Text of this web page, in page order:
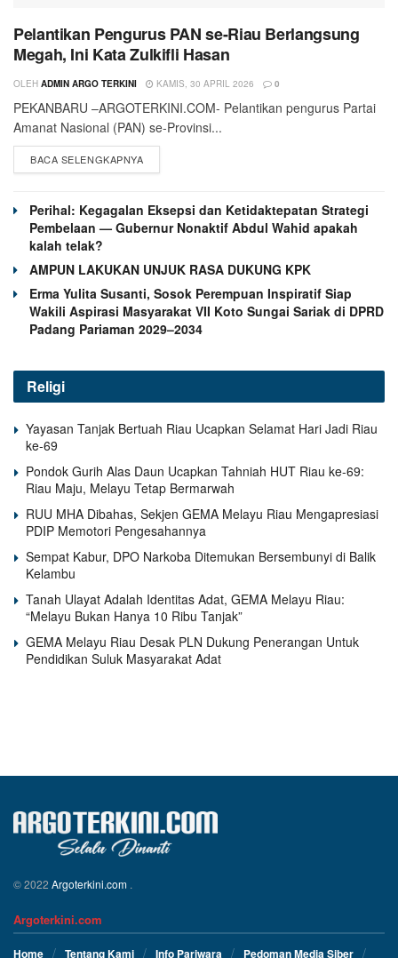
Pelantikan Pengurus PAN se-Riau Berlangsung
Megah, Ini Kata Zulkifli Hasan
OLEH ADMIN ARGO TERKINI KAMIS, 30 APRIL 2026 0
PEKANBARU –ARGOTERKINI.COM- Pelantikan pengurus Partai
Amanat Nasional (PAN) se-Provinsi...
BACA SELENGKAPNYA
Perihal: Kegagalan Eksepsi dan Ketidaktepatan Strategi
Pembelaan — Gubernur Nonaktif Abdul Wahid apakah
kalah telak?
AMPUN LAKUKAN UNJUK RASA DUKUNG KPK
Erma Yulita Susanti, Sosok Perempuan Inspiratif Siap
Wakili Aspirasi Masyarakat VII Koto Sungai Sariak di DPRD
Padang Pariaman 2029–2034
Religi
Yayasan Tanjak Bertuah Riau Ucapkan Selamat Hari Jadi Riau
ke-69
Pondok Gurih Alas Daun Ucapkan Tahniah HUT Riau ke-69:
Riau Maju, Melayu Tetap Bermarwah
RUU MHA Dibahas, Sekjen GEMA Melayu Riau Mengapresiasi
PDIP Memotori Pengesahannya
Sempat Kabur, DPO Narkoba Ditemukan Bersembunyi di Balik
Kelambu
Tanah Ulayat Adalah Identitas Adat, GEMA Melayu Riau:
“Melayu Bukan Hanya 10 Ribu Tanjak”
GEMA Melayu Riau Desak PLN Dukung Penerangan Untuk
Pendidikan Suluk Masyarakat Adat
© 2022 Argoterkini.com .
Argoterkini.com
Home Tentang Kami Info Pariwara Pedoman Media Siber